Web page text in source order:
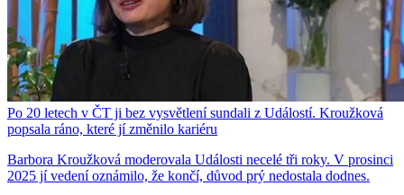
Po 20 letech v ČT ji bez vysvětlení sundali z Událostí. Kroužková
popsala ráno, které jí změnilo kariéru
Barbora Kroužková moderovala Události necelé tři roky. V prosinci
2025 jí vedení oznámilo, že končí, důvod prý nedostala dodnes.